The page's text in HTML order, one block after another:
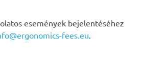
események bejelentéséhez
fees.eu